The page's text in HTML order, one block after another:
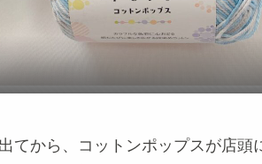
てから、コットンポップスが店頭